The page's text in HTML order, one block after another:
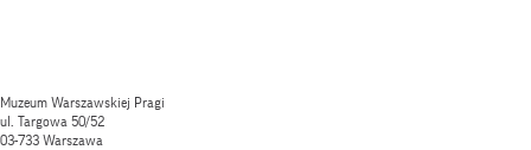
Muzeum Warszawskiej Pragi
ul. Targowa 50/52
03-733 Warszawa